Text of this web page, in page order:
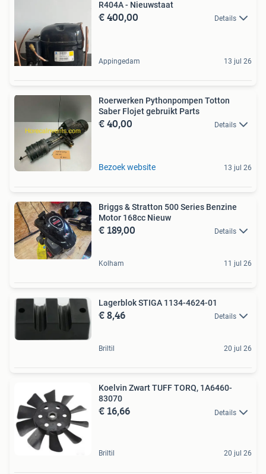
R404A - Nieuwstaat
€ 400,00 Details
Appingedam 13 jul 26
Roerwerken Pythonpompen Totton
Saber Flojet gebruikt Parts
€ 40,00 Details
Bezoek website 13 jul 26
Briggs & Stratton 500 Series Benzine
Motor 168cc Nieuw
€ 189,00 Details
Kolham 11 jul 26
Lagerblok STIGA 1134-4624-01
€ 8,46 Details
Briltil 20 jul 26
Koelvin Zwart TUFF TORQ, 1A6460-
83070
€ 16,66 Details
Briltil 20 jul 26